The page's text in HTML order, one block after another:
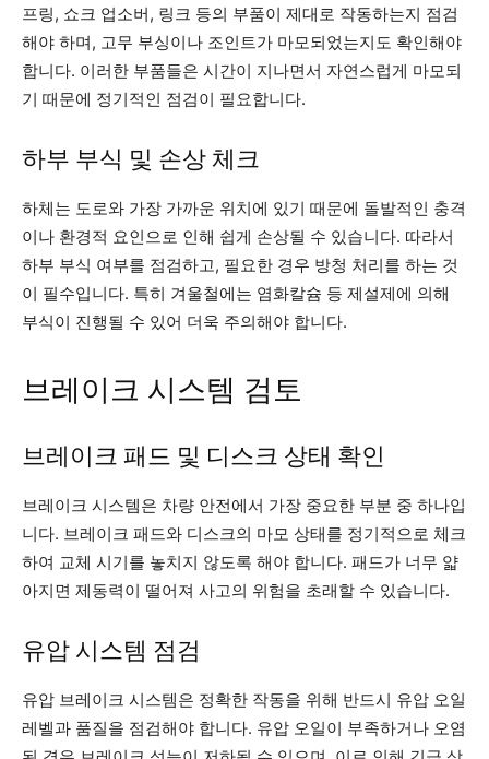
프링, 쇼크 업소버, 링크 등의 부품이 제대로 작동하는지 점검
해야 하며, 고무 부싱이나 조인트가 마모되었는지도 확인해야
합니다. 이러한 부품들은 시간이 지나면서 자연스럽게 마모되
기 때문에 정기적인 점검이 필요합니다.
하부 부식 및 손상 체크
하체는 도로와 가장 가까운 위치에 있기 때문에 돌발적인 충격
이나 환경적 요인으로 인해 쉽게 손상될 수 있습니다. 따라서
하부 부식 여부를 점검하고, 필요한 경우 방청 처리를 하는 것
이 필수입니다. 특히 겨울철에는 염화칼슘 등 제설제에 의해
부식이 진행될 수 있어 더욱 주의해야 합니다.
브레이크 시스템 검토
브레이크 패드 및 디스크 상태 확인
브레이크 시스템은 차량 안전에서 가장 중요한 부분 중 하나입
니다. 브레이크 패드와 디스크의 마모 상태를 정기적으로 체크
하여 교체 시기를 놓치지 않도록 해야 합니다. 패드가 너무 얇
아지면 제동력이 떨어져 사고의 위험을 초래할 수 있습니다.
유압 시스템 점검
유압 브레이크 시스템은 정확한 작동을 위해 반드시 유압 오일
레벨과 품질을 점검해야 합니다. 유압 오일이 부족하거나 오염